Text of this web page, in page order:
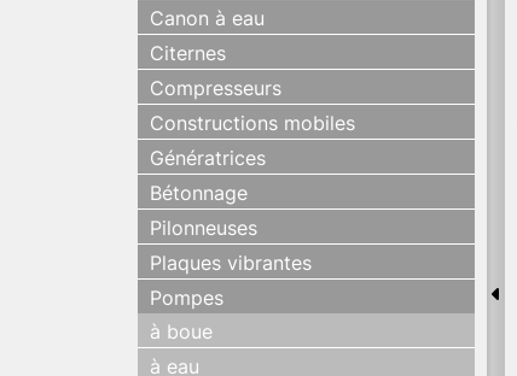
Canon à eau
Citernes
Compresseurs
Constructions mobiles
Génératrices
Bétonnage
Pilonneuses
Plaques vibrantes
Pompes
à boue
à eau